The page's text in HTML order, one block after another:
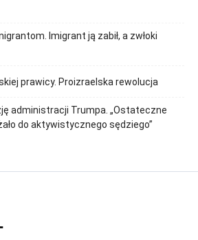
Imigrant ją zabił, a zwłoki
prawicy. Proizraelska rewolucja
administracji Trumpa. „Ostateczne
do aktywistycznego sędziego”